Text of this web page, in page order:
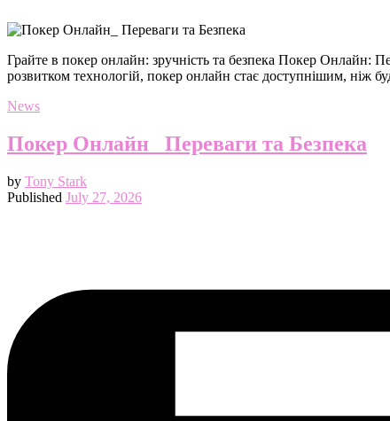
Грайте в покер онлайн: зручність та безпека Покер Онлайн:
розвитком технологій, покер онлайн стає доступнішим, ніж
News
Покер Онлайн_ Переваги та Безпека
by Tony Stark
Published July 27, 2026